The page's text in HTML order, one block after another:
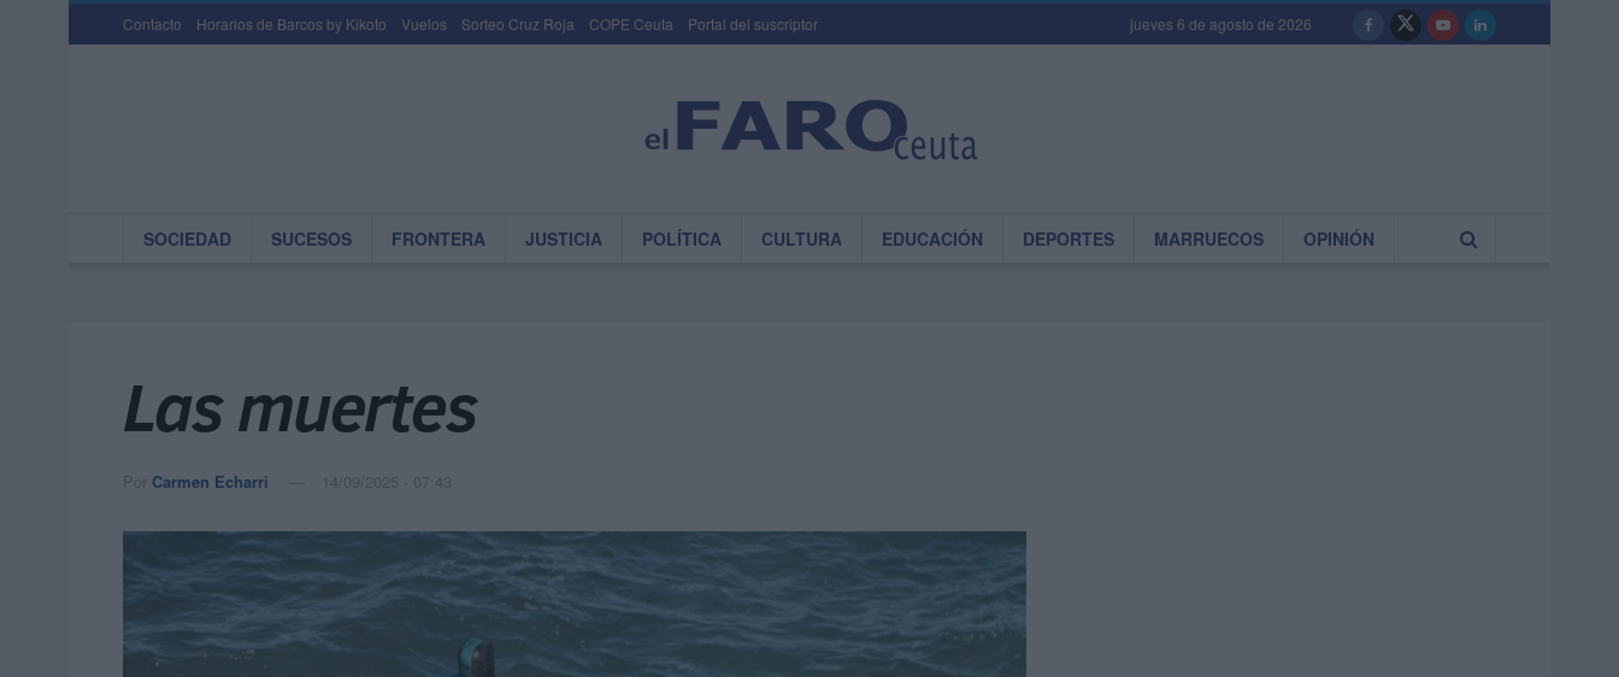
Contacto Horarios de Barcos by Kikoto Vuelos Sorteo Cruz Roja COPE Ceuta Portal del suscriptor jueves 6 de agosto de 2026
SOCIEDAD SUCESOS FRONTERA JUSTICIA POLÍTICA CULTURA EDUCACIÓN DEPORTES MARRUECOS OPINIÓN
Las muertes
Por Carmen Echarri 14/09/2025 - 07:43